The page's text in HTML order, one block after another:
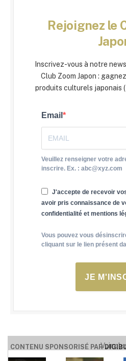
Rejoignez le
Inscrivez-vous à notre
Club Zoom Japon :
produits culturels japonais
Email
Veuillez renseigner votre
inscrire. Ex. : abc@xyz.com
J'accepte de recevoir
avoir pris connaissance de
confidentialité et mentions
Vous pouvez vous
cliquant sur le lien présent
JE
CONTENU SPONSORISÉ PARVoir